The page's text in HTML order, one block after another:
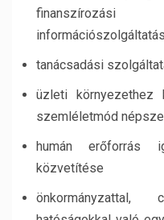
finanszírozási
információszolgáltatás
tanácsadási
üzleti környezethez
szemléletmód
humán erőforrás
közvetítése